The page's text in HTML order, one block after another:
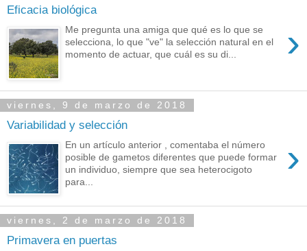
Eficacia biológica
›
Me pregunta una amiga que qué es lo que se
selecciona, lo que "ve" la selección natural en el
momento de actuar, que cuál es su di...
viernes, 9 de marzo de 2018
Variabilidad y selección
›
En un artículo anterior , comentaba el número
posible de gametos diferentes que puede formar
un individuo, siempre que sea heterocigoto
para...
viernes, 2 de marzo de 2018
Primavera en puertas